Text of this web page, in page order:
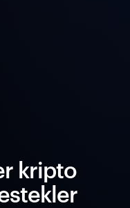
kripto